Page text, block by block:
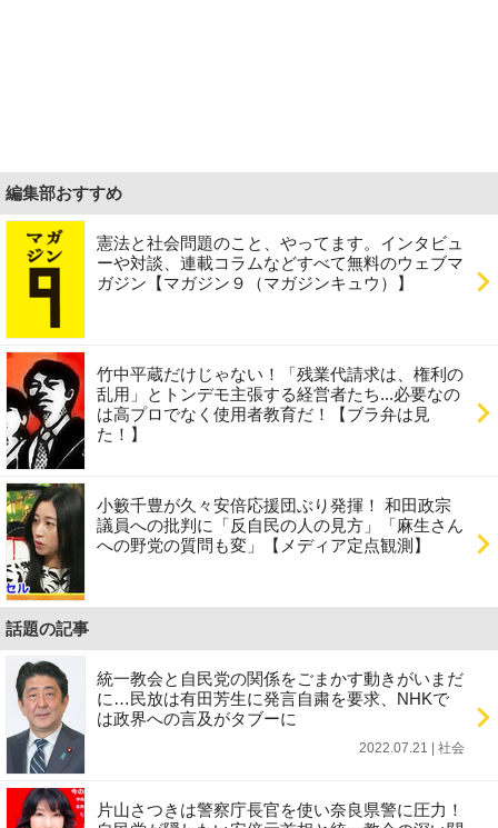
編集部おすすめ
憲法と社会問題のこと、やってます。インタビュ
ーや対談、連載コラムなどすべて無料のウェブマ
ガジン【マガジン９（マガジンキュウ）】
竹中平蔵だけじゃない！「残業代請求は、権利の
乱用」とトンデモ主張する経営者たち...必要なの
は高プロでなく使用者教育だ！【ブラ弁は見
た！】
小籔千豊が久々安倍応援団ぶり発揮！ 和田政宗
議員への批判に「反自民の人の見方」「麻生さん
への野党の質問も変」【メディア定点観測】
話題の記事
統一教会と自民党の関係をごまかす動きがいまだ
に…民放は有田芳生に発言自粛を要求、NHKで
は政界への言及がタブーに
2022.07.21 | 社会
片山さつきは警察庁長官を使い奈良県警に圧力！